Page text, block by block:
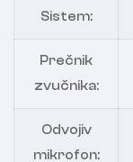
Sistem:
Prečnik
zvučnika:
Odvojiv
mikrofon: